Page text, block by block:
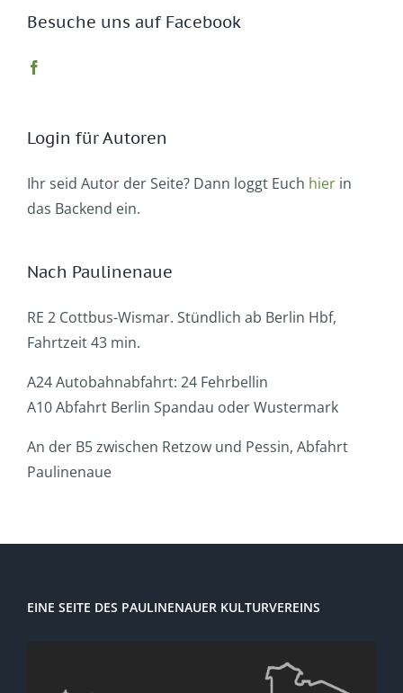
Besuche uns auf Facebook
Login für Autoren
Ihr seid Autor der Seite? Dann loggt Euch hier in
das Backend ein.
Nach Paulinenaue
RE 2 Cottbus-Wismar. Stündlich ab Berlin Hbf,
Fahrtzeit 43 min.
A24 Autobahnabfahrt: 24 Fehrbellin
A10 Abfahrt Berlin Spandau oder Wustermark
An der B5 zwischen Retzow und Pessin, Abfahrt
Paulinenaue
EINE SEITE DES PAULINENAUER KULTURVEREINS